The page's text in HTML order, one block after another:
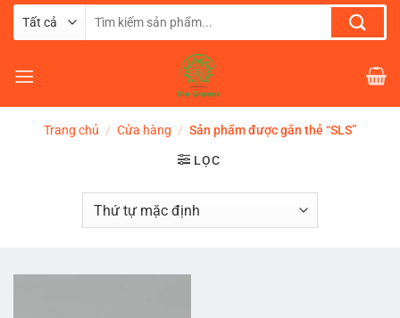
Chuyển
dung
Tìm
Trang chủ / Cửa hàng / Sản phẩm được gắn thẻ “SLS”
LỌC